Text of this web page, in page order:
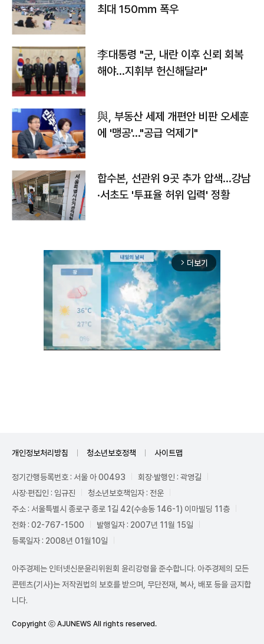
최대 150㎜ 폭우
李대통령 "군, 내란 이후 신뢰 회복
해야…지휘부 헌신해달라"
與, 부동산 세제 개편안 비판 오세훈
에 '맹공'…"공급 억제기"
합수본, 선관위 9곳 추가 압색…강남
·서초도 '투표율 허위 입력' 정황
arrow_forward_ios 더보기
개인정보처리방침 청소년보호정책 사이트맵
정기간행등록번호 : 서울 아 00493
회장·발행인 : 곽영길
사장·편집인 : 임규진
청소년보호책임자 : 전운
주소 : 서울특별시 종로구 종로 1길 42(수송동 146-1) 이마빌딩 11층
전화 : 02-767-1500
발행일자 : 2007년 11월 15일
등록일자 : 2008년 01월10일
아주경제는 인터넷신문윤리위원회 윤리강령을 준수합니다. 아주경제의 모든
콘텐츠(기사)는 저작권법의 보호를 받으며, 무단전재, 복사, 배포 등을 금지합
니다.
Copyright ⓒ AJUNEWS All rights reserved.